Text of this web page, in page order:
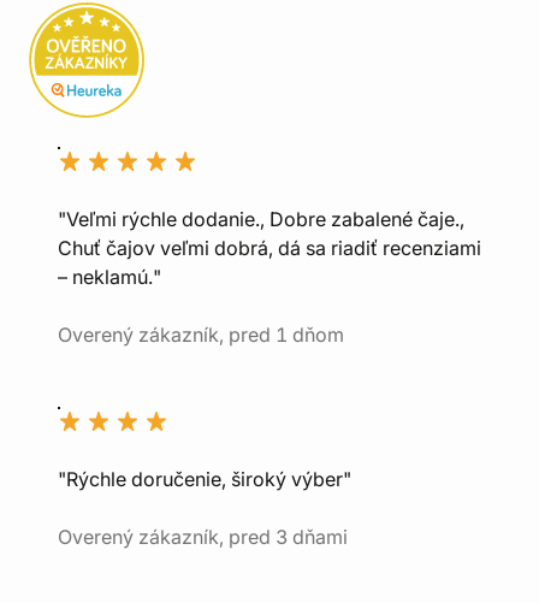
"Veľmi rýchle dodanie., Dobre zabalené čaje.,
Chuť čajov veľmi dobrá, dá sa riadiť recenziami
– neklamú."
Overený zákazník, pred 1 dňom
"Rýchle doručenie, široký výber"
Overený zákazník, pred 3 dňami